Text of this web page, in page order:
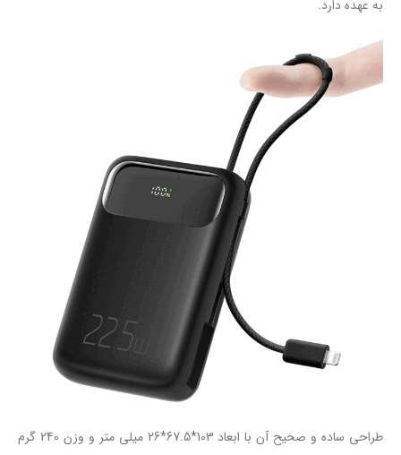
به عهده دارد.
طراحی ساده و صحیح آن با ابعاد 103*67.5*26 میلی متر و وزن 240 گرم